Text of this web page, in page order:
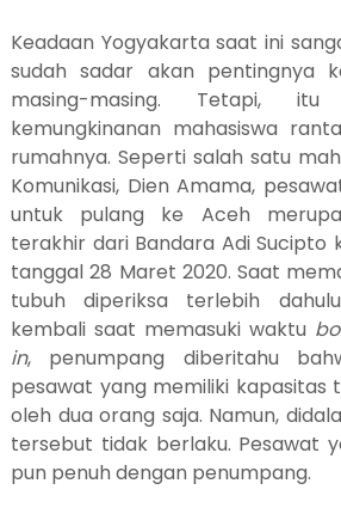
Keadaan Yogyakarta saat ini
sudah sadar akan pentingnya
masing-masing. Tetapi,
kemungkinanan mahasiswa
rumahnya. Seperti salah satu
Komunikasi, Dien Amama,
untuk pulang ke Aceh
terakhir dari Bandara Adi Sucipto
tanggal 28 Maret 2020. Saat
tubuh diperiksa terlebih
kembali saat memasuki waktu
in, penumpang diberitahu
pesawat yang memiliki kapasitas
oleh dua orang saja. Namun,
tersebut tidak berlaku. Pesawat
pun penuh dengan penumpang.